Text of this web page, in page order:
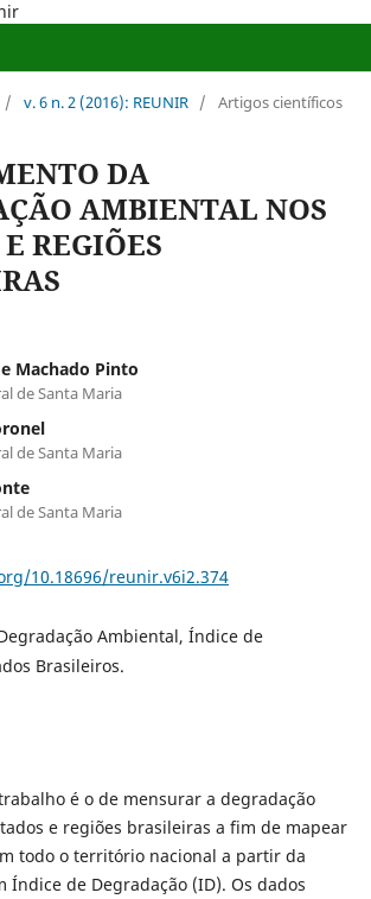
/ v. 6 n. 2 (2016): REUNIR / Artigos científicos
DA
AMBIENTAL NOS
REGIÕES
Machado Pinto
de Santa Maria
de Santa Maria
de Santa Maria
10.18696/reunir.v6i2.374
Ambiental, Índice de
Brasileiros.
é o de mensurar a degradação
e regiões brasileiras a fim de mapear
todo o território nacional a partir da
Índice de Degradação (ID). Os dados